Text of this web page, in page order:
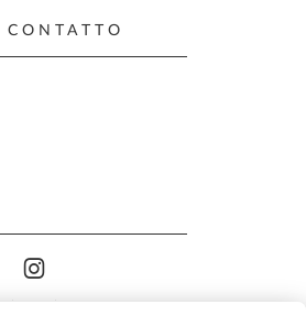
LinkedIn
su Facebook
su YouTube
ALLPLAN su Twitter